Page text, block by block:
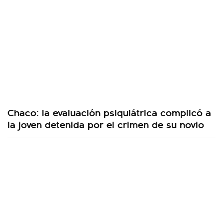
Chaco: la evaluación psiquiátrica complicó a
la joven detenida por el crimen de su novio